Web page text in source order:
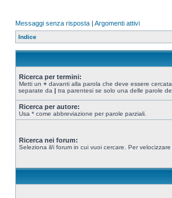
Messaggi senza risposta | Argomenti attivi
Indice
Ricerca per termini:
Metti un + davanti alla parola che deve essere
separate da | tra parentesi se solo una delle parole
Ricerca per autore:
Usa * come abbreviazione per parole parziali.
Ricerca nei forum:
Seleziona il/i forum in cui vuoi cercare. Per